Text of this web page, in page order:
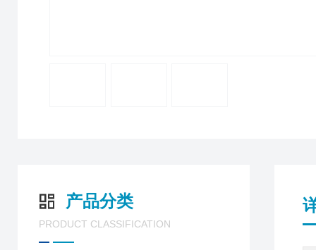
产品分类
PRODUCT CLASSIFICATION